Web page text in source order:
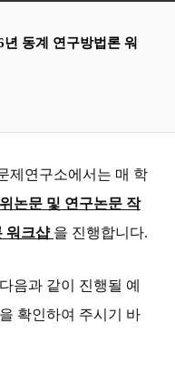
동계 연구방법론 워
제연구소에서는 매 학
논문 및 연구논문 작
워크샵 을 진행합니다.
음과 같이 진행될 예
확인하여 주시기 바